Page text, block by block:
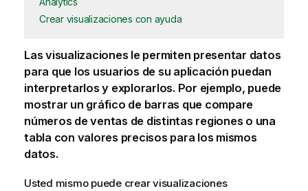
Crear visualizaciones con ayuda
Las visualizaciones le permiten presentar datos
para que los usuarios de su aplicación puedan
interpretarlos y explorarlos. Por ejemplo, puede
mostrar un gráfico de barras que compare
números de ventas de distintas regiones o una
tabla con valores precisos para los mismos
datos.
Usted mismo puede crear visualizaciones